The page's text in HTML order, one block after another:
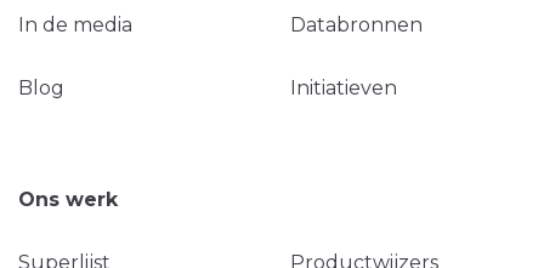
In de media Databronnen
Blog Initiatieven
Ons werk
Superlijst Productwijzers